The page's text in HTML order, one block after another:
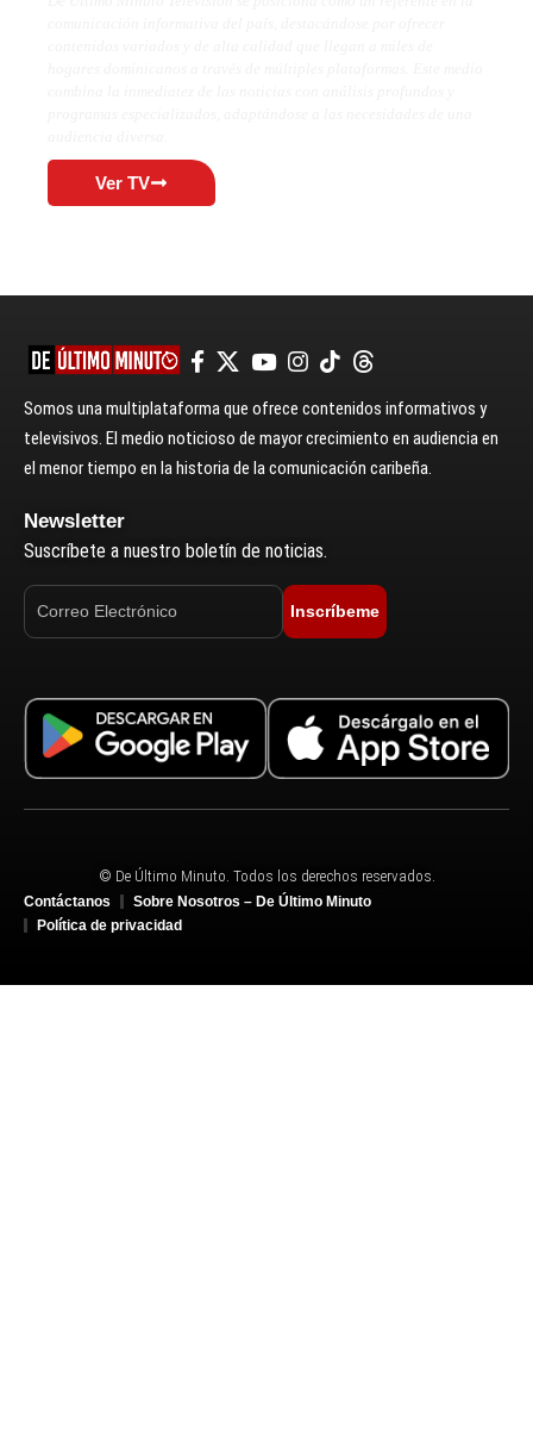
Ver TV
Somos una multiplataforma que ofrece contenidos informativos y
televisivos. El medio noticioso de mayor crecimiento en audiencia en
el menor tiempo en la historia de la comunicación caribeña.
Newsletter
Suscríbete a nuestro boletín de noticias.
Inscríbeme
© De Último Minuto. Todos los derechos reservados.
Contáctanos
Sobre Nosotros – De Último Minuto
Política de privacidad